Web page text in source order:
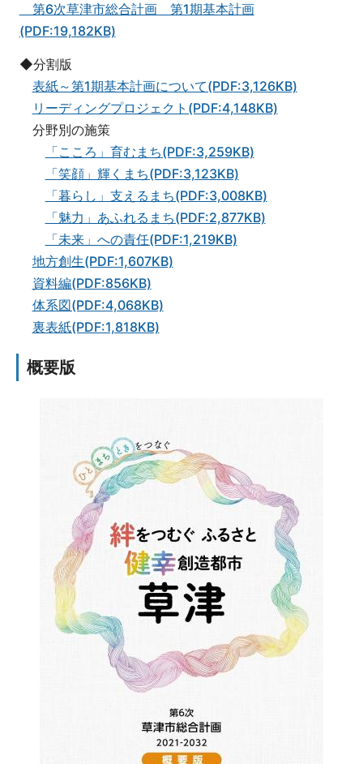
第6次草津市総合計画 第1期基本計画
(PDF:19,182KB)
◆分割版
表紙～第1期基本計画について(PDF:3,126KB)
リーディングプロジェクト(PDF:4,148KB)
分野別の施策
「こころ」育むまち(PDF:3,259KB)
「笑顔」輝くまち(PDF:3,123KB)
「暮らし」支えるまち(PDF:3,008KB)
「魅力」あふれるまち(PDF:2,877KB)
「未来」への責任(PDF:1,219KB)
地方創生(PDF:1,607KB)
資料編(PDF:856KB)
体系図(PDF:4,068KB)
裏表紙(PDF:1,818KB)
概要版